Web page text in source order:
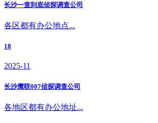
长沙一查到底侦探调查公司
各区都有办公地点...
18
2025-11
长沙鹰联007侦探调查公司
各地区都有办公地址...